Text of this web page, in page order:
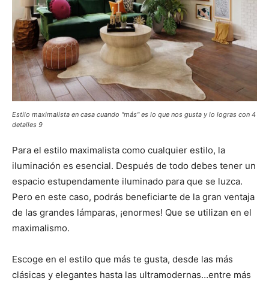
Estilo maximalista en casa cuando "más" es lo que nos gusta y lo logras con 4
detalles 9
Para el estilo maximalista como cualquier estilo, la
iluminación es esencial. Después de todo debes tener un
espacio estupendamente iluminado para que se luzca.
Pero en este caso, podrás beneficiarte de la gran ventaja
de las grandes lámparas, ¡enormes! Que se utilizan en el
maximalismo.
Escoge en el estilo que más te gusta, desde las más
clásicas y elegantes hasta las ultramodernas…entre más